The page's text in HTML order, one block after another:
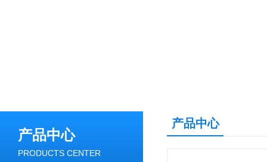
产品中心
PRODUCTS CENTER
产品中心